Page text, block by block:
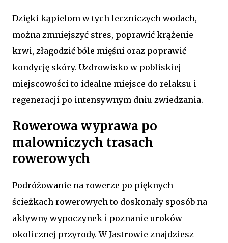
Dzięki kąpielom w tych leczniczych wodach,
można zmniejszyć stres, poprawić krążenie
krwi, złagodzić bóle mięśni oraz poprawić
kondycję skóry. Uzdrowisko w pobliskiej
miejscowości to idealne miejsce do relaksu i
regeneracji po intensywnym dniu zwiedzania.
Rowerowa wyprawa po
malowniczych trasach
rowerowych
Podróżowanie na rowerze po pięknych
ścieżkach rowerowych to doskonały sposób na
aktywny wypoczynek i poznanie uroków
okolicznej przyrody. W Jastrowie znajdziesz